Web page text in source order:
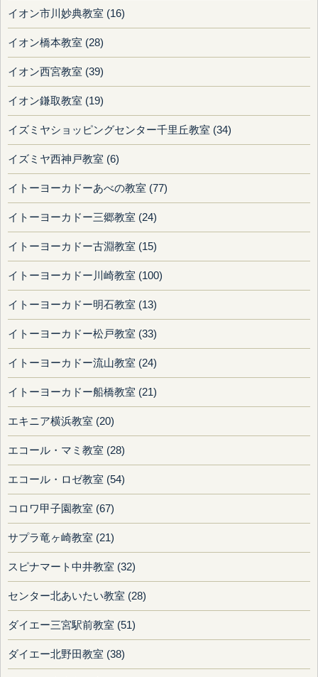
イオン市川妙典教室 (16)
イオン橋本教室 (28)
イオン西宮教室 (39)
イオン鎌取教室 (19)
イズミヤショッピングセンター千里丘教室 (34)
イズミヤ西神戸教室 (6)
イトーヨーカドーあべの教室 (77)
イトーヨーカドー三郷教室 (24)
イトーヨーカドー古淵教室 (15)
イトーヨーカドー川崎教室 (100)
イトーヨーカドー明石教室 (13)
イトーヨーカドー松戸教室 (33)
イトーヨーカドー流山教室 (24)
イトーヨーカドー船橋教室 (21)
エキニア横浜教室 (20)
エコール・マミ教室 (28)
エコール・ロゼ教室 (54)
コロワ甲子園教室 (67)
サプラ竜ヶ崎教室 (21)
スピナマート中井教室 (32)
センター北あいたい教室 (28)
ダイエー三宮駅前教室 (51)
ダイエー北野田教室 (38)